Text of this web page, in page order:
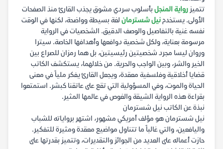
تتميز رواية المنجل بأسلوب سردي مشوق يجذب القارئ منذ الصفحات
الأولى. يستخدمنيل شسترمان لغة بسيطة وواضحة، لكنها في الوقت
نفسه غنية بالتفاصيل والوصف الدقيق. الشخصيات في الرواية
مرسومة بعناية، ولكل شخصية دوافعها وأهدافها الخاصة. سيترا
وروان ليسا مجرد شخصيتين رئيسيتين، بل هما رمزان للصراع بين
الخير والشر، وبين الواجب والحرية. من خلالهما، يستكشف الكاتب
قضايا أخلاقية وفلسفية معقدة، ويجعل القارئ يفكر ملياً في معنى
الحياة والموت، وفي المسؤولية التي تقع على عاتقنا كبشر. استمتعوا
بقراءة هذه الرواية الشيقة والغوص في عالمها المثير.
نبذة عن الكاتب نيل شسترمان
نيل شسترمان هو مؤلف أمريكي مشهور، اشتهر برواياته للشباب
واليافعين، والتي غالباً ما تتناول مواضيع معقدة ومثيرة للتفكير.
حازت أعماله على العديد من الجوائز والتقديرات، وتتميز بقدرتها على